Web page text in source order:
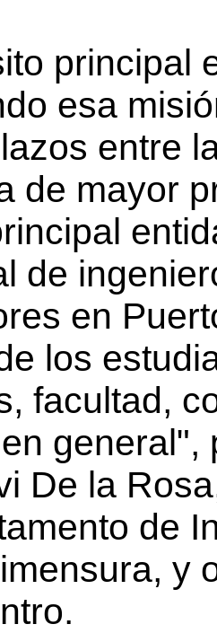
principal
esa
entre
de mayor
de
en
los
facultad,
general",
De la
de
y